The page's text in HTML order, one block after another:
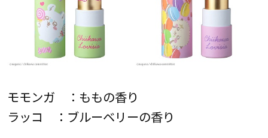
モモンガ ：ももの香り
ラッコ ：ブルーベリーの香り